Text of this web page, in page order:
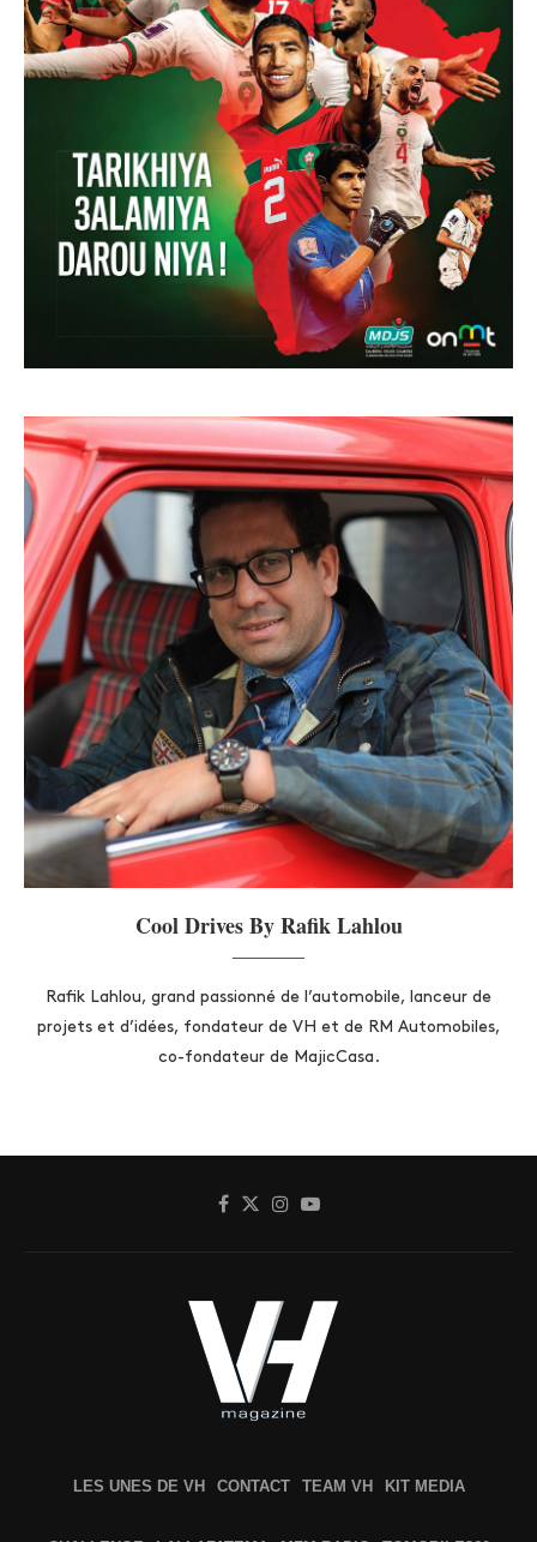
Cool Drives By Rafik Lahlou
Rafik Lahlou, grand passionné de l’automobile, lanceur de
projets et d’idées, fondateur de VH et de RM Automobiles,
co-fondateur de MajicCasa.
LES UNES DE VH CONTACT TEAM VH KIT MEDIA